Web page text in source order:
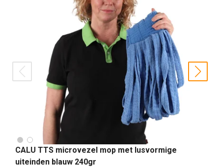
CALU TTS microvezel mop met lusvormige
uiteinden blauw 240gr
prev next